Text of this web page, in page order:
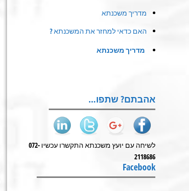
מדריך משכנתא
האם כדאי למחזר את המשכנתא ?
מדריך משכנתא
אהבתם? שתפו…
לשיחה עם יועץ משכנתא התקשרו עכשיו 072-
2118686
Facebook